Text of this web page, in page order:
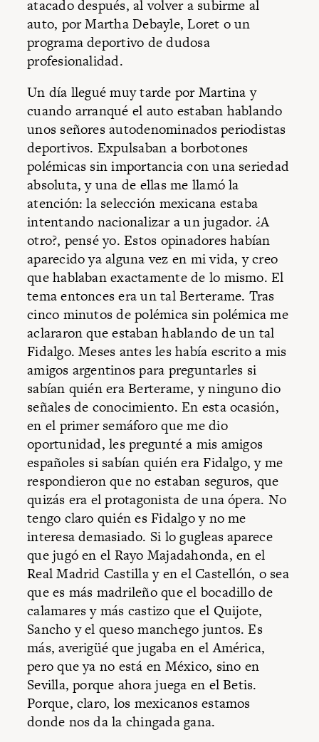
atacado después, al volver a subirme al
auto, por Martha Debayle, Loret o un
programa deportivo de dudosa
profesionalidad.
Un día llegué muy tarde por Martina y
cuando arranqué el auto estaban hablando
unos señores autodenominados periodistas
deportivos. Expulsaban a borbotones
polémicas sin importancia con una seriedad
absoluta, y una de ellas me llamó la
atención: la selección mexicana estaba
intentando nacionalizar a un jugador. ¿A
otro?, pensé yo. Estos opinadores habían
aparecido ya alguna vez en mi vida, y creo
que hablaban exactamente de lo mismo. El
tema entonces era un tal Berterame. Tras
cinco minutos de polémica sin polémica me
aclararon que estaban hablando de un tal
Fidalgo. Meses antes les había escrito a mis
amigos argentinos para preguntarles si
sabían quién era Berterame, y ninguno dio
señales de conocimiento. En esta ocasión,
en el primer semáforo que me dio
oportunidad, les pregunté a mis amigos
españoles si sabían quién era Fidalgo, y me
respondieron que no estaban seguros, que
quizás era el protagonista de una ópera. No
tengo claro quién es Fidalgo y no me
interesa demasiado. Si lo gugleas aparece
que jugó en el Rayo Majadahonda, en el
Real Madrid Castilla y en el Castellón, o sea
que es más madrileño que el bocadillo de
calamares y más castizo que el Quijote,
Sancho y el queso manchego juntos. Es
más, averigüé que jugaba en el América,
pero que ya no está en México, sino en
Sevilla, porque ahora juega en el Betis.
Porque, claro, los mexicanos estamos
donde nos da la chingada gana.